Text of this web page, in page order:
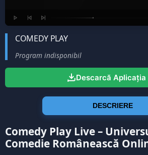
COMEDY PLAY
Program indisponibil
Descarcă Aplicația
DESCRIERE
Comedy Play Live –
Comedie Românească